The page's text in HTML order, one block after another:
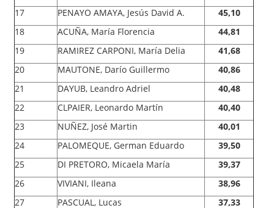
17
PENAYO AMAYA, Jesús David A.
45,10
18
ACUÑA, María Florencia
44,81
19
RAMIREZ CARPONI, María Delia
41,68
20
MAUTONE, Darío Guillermo
40,86
21
DAYUB, Leandro Adriel
40,48
22
CLPAIER, Leonardo Martín
40,40
23
NUÑEZ, José Martin
40,01
24
PALOMEQUE, German Eduardo
39,50
25
DI PRETORO, Micaela María
39,37
26
VIVIANI, Ileana
38,96
27
PASCUAL, Lucas 37,33